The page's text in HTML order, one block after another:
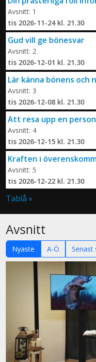
Avsnitt: 1
tis 2026-11-24 kl. 21.30
Gud vill ge bönesvar
Avsnitt: 2
tis 2026-12-01 kl. 21.30
Lär känna bönens och
Avsnitt: 3
tis 2026-12-08 kl. 21.30
Att resa upp en
Avsnitt: 4
tis 2026-12-15 kl. 21.30
Kraften i
Avsnitt: 5
tis 2026-12-22 kl. 21.30
Tablå »
Avsnitt
Nyaste A-Ö Senast